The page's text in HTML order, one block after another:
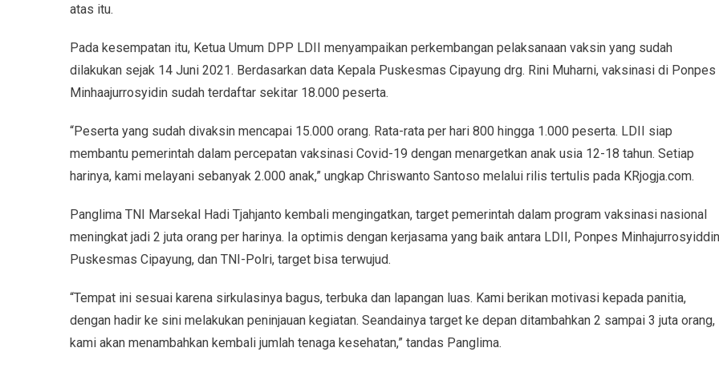
atas itu.
Pada kesempatan itu, Ketua Umum DPP LDII menyampaikan perkembangan pelaksanaan vaksin yang sudah
dilakukan sejak 14 Juni 2021. Berdasarkan data Kepala Puskesmas Cipayung drg. Rini Muharni, vaksinasi di Ponpes
Minhaajurrosyidin sudah terdaftar sekitar 18.000 peserta.
“Peserta yang sudah divaksin mencapai 15.000 orang. Rata-rata per hari 800 hingga 1.000 peserta. LDII siap
membantu pemerintah dalam percepatan vaksinasi Covid-19 dengan menargetkan anak usia 12-18 tahun. Setiap
harinya, kami melayani sebanyak 2.000 anak,” ungkap Chriswanto Santoso melalui rilis tertulis pada KRjogja.com.
Panglima TNI Marsekal Hadi Tjahjanto kembali mengingatkan, target pemerintah dalam program vaksinasi nasional
meningkat jadi 2 juta orang per harinya. Ia optimis dengan kerjasama yang baik antara LDII, Ponpes
Puskesmas Cipayung, dan TNI-Polri, target bisa terwujud.
“Tempat ini sesuai karena sirkulasinya bagus, terbuka dan lapangan luas. Kami berikan motivasi kepada panitia,
dengan hadir ke sini melakukan peninjauan kegiatan. Seandainya target ke depan ditambahkan 2 sampai 3 juta orang,
kami akan menambahkan kembali jumlah tenaga kesehatan,” tandas Panglima.